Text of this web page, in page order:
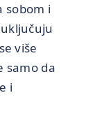
sobom i
više
samo da
i